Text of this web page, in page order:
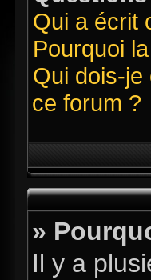
Qui a écrit
Pourquoi
Qui dois-je
ce forum ?
»
Il y a